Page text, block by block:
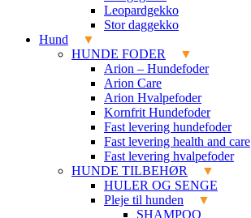
Leopardgekko
Stor daggekko
Hund
HUNDE FODER
Arion – Hundefoder
Arion Care
Arion Hvalpefoder
Kornfrit Hundefoder
Fast levering hundefoder
Fast levering health and care
Fast levering hvalpefoder
HUNDE TILBEHØR
HULER OG SENGE
Pleje til hunden
SHAMPOO